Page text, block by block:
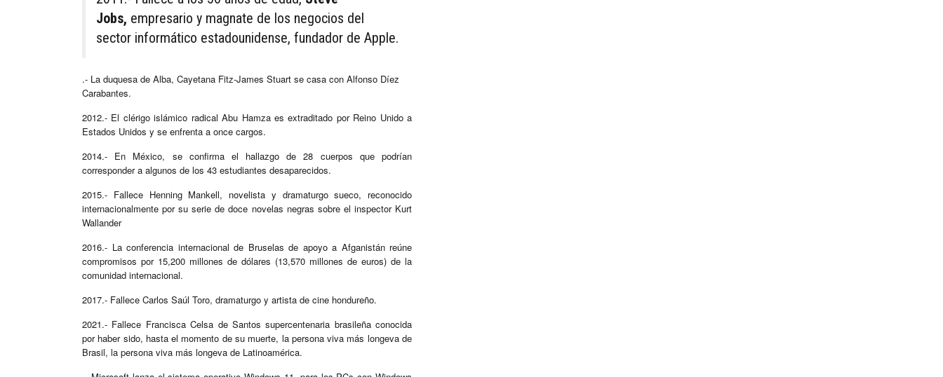
Jobs, empresario y magnate de los negocios del
sector informático estadounidense, fundador de Apple.
.- La duquesa de Alba, Cayetana Fitz-James Stuart se casa con Alfonso Díez
Carabantes.
2012.- El clérigo islámico radical Abu Hamza es extraditado por Reino Unido a
Estados Unidos y se enfrenta a once cargos.
2014.- En México, se confirma el hallazgo de 28 cuerpos que podrían
corresponder a algunos de los 43 estudiantes desaparecidos.
2015.- Fallece Henning Mankell, novelista y dramaturgo sueco, reconocido
internacionalmente por su serie de doce novelas negras sobre el inspector Kurt
Wallander
2016.- La conferencia internacional de Bruselas de apoyo a Afganistán reúne
compromisos por 15,200 millones de dólares (13,570 millones de euros) de la
comunidad internacional.
2017.- Fallece Carlos Saúl Toro, dramaturgo y artista de cine hondureño.
2021.- Fallece Francisca Celsa de Santos supercentenaria brasileña conocida
por haber sido, hasta el momento de su muerte, la persona viva más longeva de
Brasil, la persona viva más longeva de Latinoamérica.